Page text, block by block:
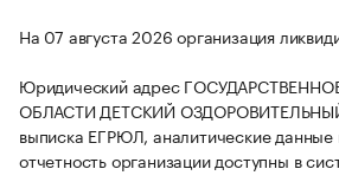
На 07 августа 2026 организация
Юридический адрес
ОБЛАСТИ ДЕТСКИЙ
выписка ЕГРЮЛ, аналитические данные
отчетность организации доступны в